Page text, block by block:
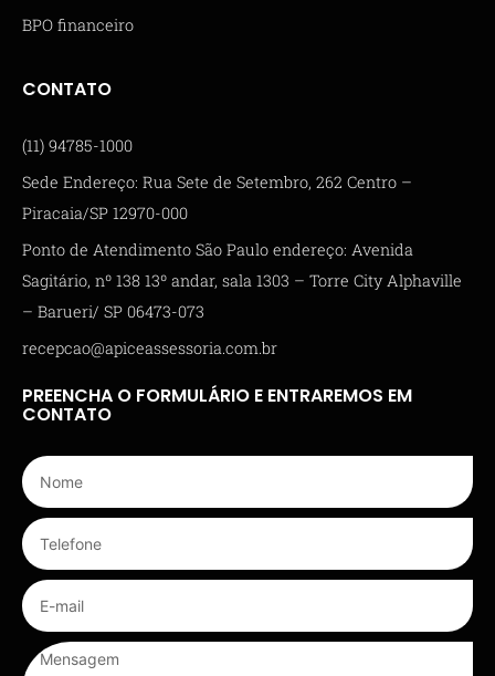
BPO financeiro
CONTATO
(11) 94785-1000
Sede Endereço: Rua Sete de Setembro, 262 Centro –
Piracaia/SP 12970-000
Ponto de Atendimento São Paulo endereço: Avenida
Sagitário, nº 138 13º andar, sala 1303 – Torre City Alphaville
– Barueri/ SP 06473-073
recepcao@apiceassessoria.com.br
PREENCHA O FORMULÁRIO E ENTRAREMOS EM
CONTATO